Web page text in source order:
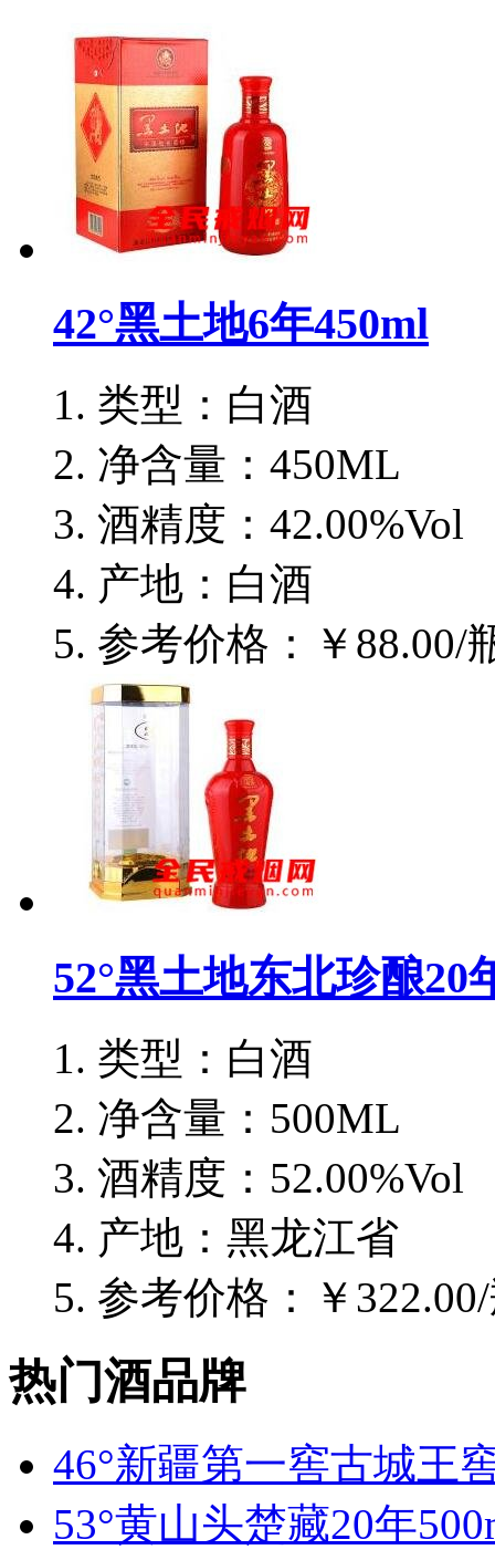
42°黑土地6年450ml
类型：白酒
净含量：450ML
酒精度：42.00%Vol
产地：白酒
参考价格：￥88.00/
52°黑土地东北珍酿20
类型：白酒
净含量：500ML
酒精度：52.00%Vol
产地：黑龙江省
参考价格：￥
热门酒品牌
46°新疆第一窖古城王
53°黄山头楚藏20年